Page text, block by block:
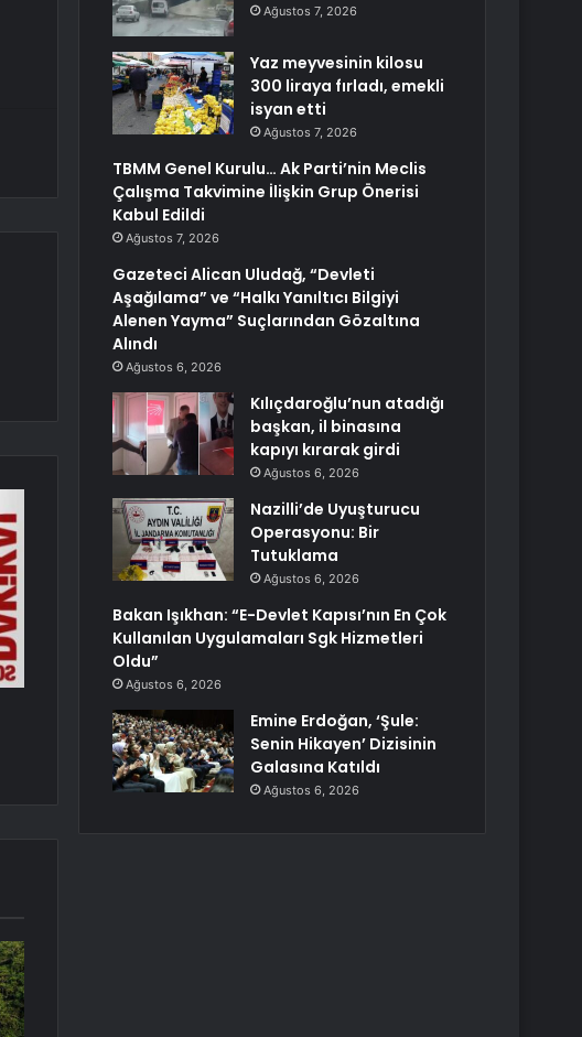
Ağustos 7, 2026
Yaz meyvesinin kilosu
300 liraya fırladı, emekli
isyan etti
Ağustos 7, 2026
TBMM Genel Kurulu… Ak Parti’nin Meclis
Çalışma Takvimine İlişkin Grup Önerisi
Kabul Edildi
Ağustos 7, 2026
Gazeteci Alican Uludağ, “Devleti
Aşağılama” ve “Halkı Yanıltıcı Bilgiyi
Alenen Yayma” Suçlarından Gözaltına
Alındı
Ağustos 6, 2026
Kılıçdaroğlu’nun atadığı
başkan, il binasına
kapıyı kırarak girdi
Ağustos 6, 2026
Nazilli’de Uyuşturucu
Operasyonu: Bir
Tutuklama
Ağustos 6, 2026
Bakan Işıkhan: “E-Devlet Kapısı’nın En Çok
Kullanılan Uygulamaları Sgk Hizmetleri
Oldu”
Ağustos 6, 2026
Emine Erdoğan, ‘Şule:
Senin Hikayen’ Dizisinin
Galasına Katıldı
Ağustos 6, 2026